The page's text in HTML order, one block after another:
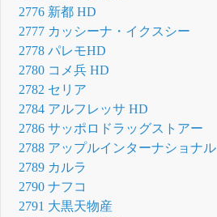
2776 新都 HD
2777 カッシーナ・イクスシー
2778 パレモHD
2780 コメ兵 HD
2782 セリア
2784 アルフレッサ HD
2786 サッポロドラッグストアー
2788 アップルインターナショナル
2789 カルラ
2790 ナフコ
2791 大黒天物産